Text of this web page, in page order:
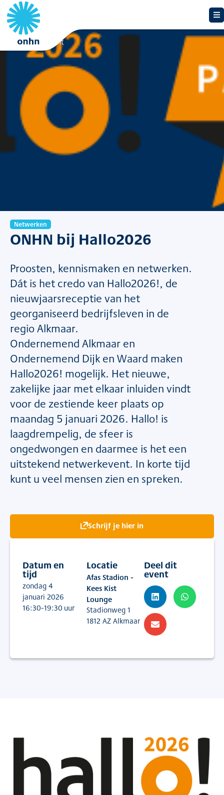
Overzicht
Netwerken
ONHN bij Hallo2026
Proosten, kennismaken en netwerken.
Dát is het credo van Hallo2026!, de
nieuwjaarsreceptie van het
georganiseerd bedrijfsleven in de
regio Alkmaar.
Ondernemend Alkmaar en
Ondernemend Dijk en Waard maken
Hallo2026! mogelijk. Het nieuwe,
zakelijke jaar met elkaar inluiden vindt
voor de zestiende keer plaats op
maandag 5 januari 2026. Hallo! is
laagdrempelig, de sfeer is
ongedwongen en daarmee is het een
uitstekend netwerkevent. In korte tijd
kunt u veel mensen zien en spreken.
Schrijf je hier in
Datum en
tijd
zondag 4
januari 2026
16:30-19:30 uur
Locatie
Afas Stadion -
Kees Kist
Lounge
Stadionweg 1
1812 AZ Alkmaar
Deel dit
event